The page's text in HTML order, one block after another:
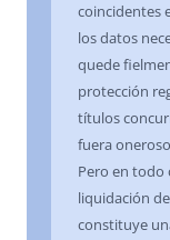
coincidentes
los datos
quede
protección
títulos
fuera
Pero en todo
liquidación
constituye